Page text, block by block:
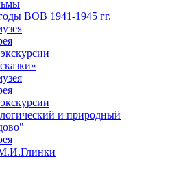
ВОВ 1941-1945 гг.
и природный